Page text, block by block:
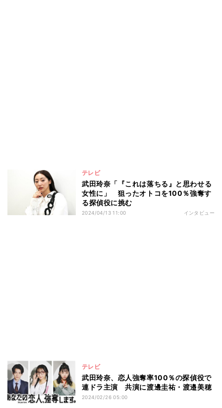
テレビ
武田玲奈「『これは落ちる』と思わせる
女性に」 狙ったオトコを100％強奪す
る探偵役に挑む
2024/04/13 11:00 インタビュー
テレビ
武田玲奈、恋人強奪率100％の探偵役で
連ドラ主演 共演に渡邊圭祐・渡邉美穂
2024/02/26 05:00